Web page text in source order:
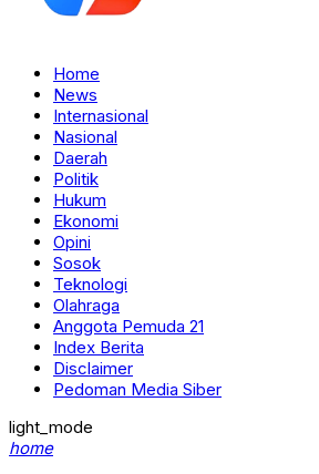
Home
News
Internasional
Nasional
Daerah
Politik
Hukum
Ekonomi
Opini
Sosok
Teknologi
Olahraga
Anggota Pemuda 21
Index Berita
Disclaimer
Pedoman Media Siber
light_mode
home